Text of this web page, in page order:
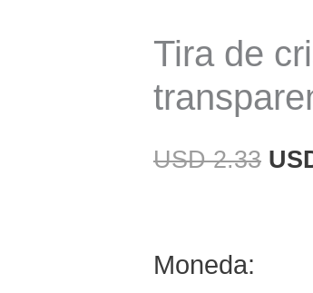
Tira de
USD2.33 El
Moneda: